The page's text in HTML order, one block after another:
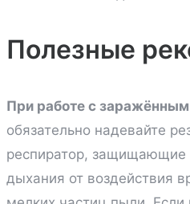
Полезные
При работе с
обязательно надевайте
респиратор, защищающие
дыхания от воздействия